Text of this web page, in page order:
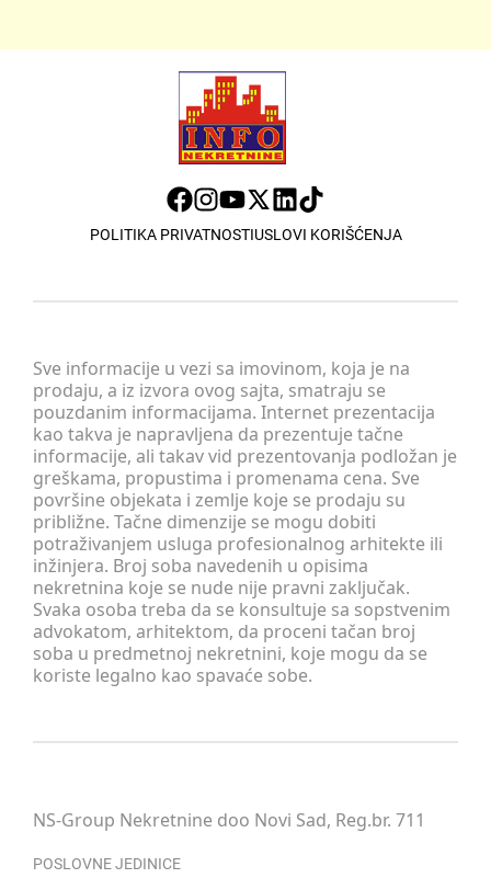
POLITIKA PRIVATNOSTIUSLOVI KORIŠĆENJA
Sve informacije u vezi sa imovinom, koja je na
prodaju, a iz izvora ovog sajta, smatraju se
pouzdanim informacijama. Internet prezentacija
kao takva je napravljena da prezentuje tačne
informacije, ali takav vid prezentovanja podložan je
greškama, propustima i promenama cena. Sve
površine objekata i zemlje koje se prodaju su
približne. Tačne dimenzije se mogu dobiti
potraživanjem usluga profesionalnog arhitekte ili
inžinjera. Broj soba navedenih u opisima
nekretnina koje se nude nije pravni zaključak.
Svaka osoba treba da se konsultuje sa sopstvenim
advokatom, arhitektom, da proceni tačan broj
soba u predmetnoj nekretnini, koje mogu da se
koriste legalno kao spavaće sobe.
NS-Group Nekretnine doo Novi Sad, Reg.br. 711
POSLOVNE JEDINICE